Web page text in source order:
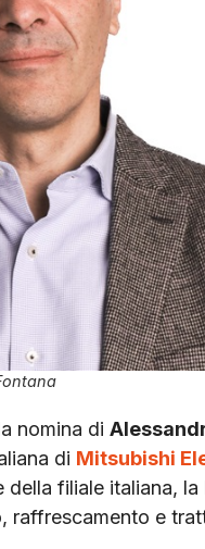
nomina di
di Mitsubishi
filiale italiana,
raffrescamento e